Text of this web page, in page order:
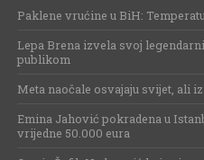
Paklene vrućine u BiH:
Lepa Brena izvela svoj
publikom
Meta naočale osvajaju svijet, ali
Emina Jahović pokradena u
vrijedne 50.000 eura